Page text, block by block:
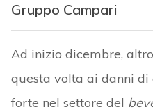
Gruppo Campari
Ad inizio dicembre,
questa volta ai danni di
forte nel settore del